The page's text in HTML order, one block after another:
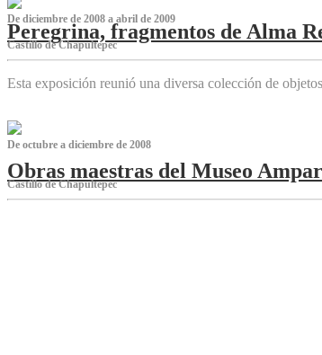
De diciembre de 2008 a abril de 2009
Peregrina, fragmentos de Alma
Castillo de Chapultepec
Esta exposición reunió una diversa colección de
De octubre a diciembre de 2008
Obras maestras del Museo
Castillo de Chapultepec